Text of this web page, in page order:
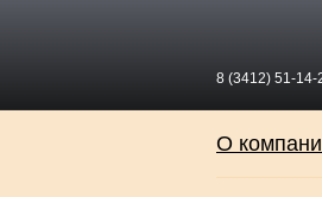
8 (3412) 51-14-
О